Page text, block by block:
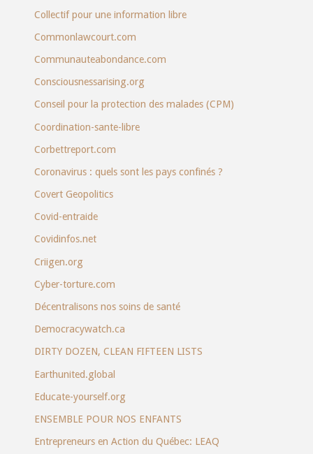
Collectif pour une information libre
Commonlawcourt.com
Communauteabondance.com
Consciousnessarising.org
Conseil pour la protection des malades (CPM)
Coordination-sante-libre
Corbettreport.com
Coronavirus : quels sont les pays confinés ?
Covert Geopolitics
Covid-entraide
Covidinfos.net
Criigen.org
Cyber-torture.com
Décentralisons nos soins de santé
Democracywatch.ca
DIRTY DOZEN, CLEAN FIFTEEN LISTS
Earthunited.global
Educate-yourself.org
ENSEMBLE POUR NOS ENFANTS
Entrepreneurs en Action du Québec: LEAQ